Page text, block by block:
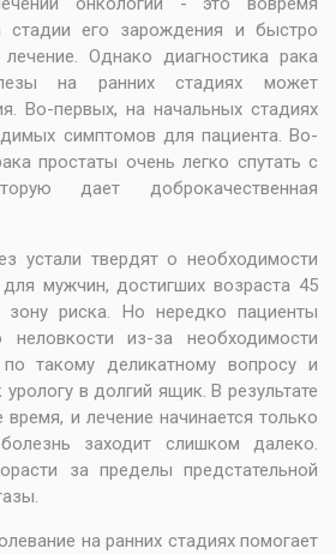
стадии его зарождения и быстро
Однако диагностика рака
на ранних стадиях может
Во-первых, на начальных стадиях
симптомов для пациента. Во-
простаты очень легко спутать с
дает доброкачественная
устали твердят о необходимости
мужчин, достигших возраста 45
риска. Но нередко пациенты
неловкости из-за необходимости
такому деликатному вопросу и
в долгий ящик. В результате
и лечение начинается только
заходит слишком далеко.
за пределы предстательной
на ранних стадиях помогает